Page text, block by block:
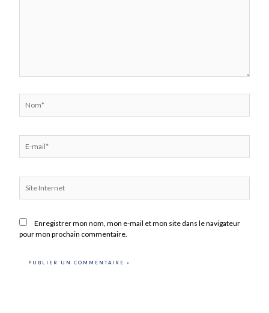
mail*
Internet
Enregistrer mon nom, mon e-mail et mon site dans le navigateur
pour mon prochain commentaire.